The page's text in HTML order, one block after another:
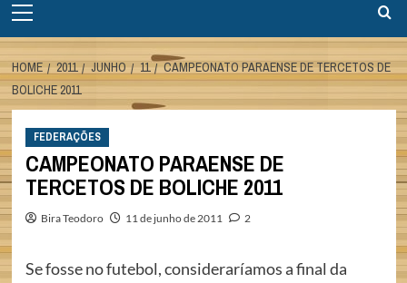
Menu
HOME 2011 JUNHO 11
CAMPEONATO PARAENSE DE TERCETOS DE
BOLICHE 2011
FEDERAÇÕES
CAMPEONATO PARAENSE DE
TERCETOS DE BOLICHE 2011
Bira Teodoro 11 de junho de 2011 2
Se fosse no futebol, consideraríamos a final da